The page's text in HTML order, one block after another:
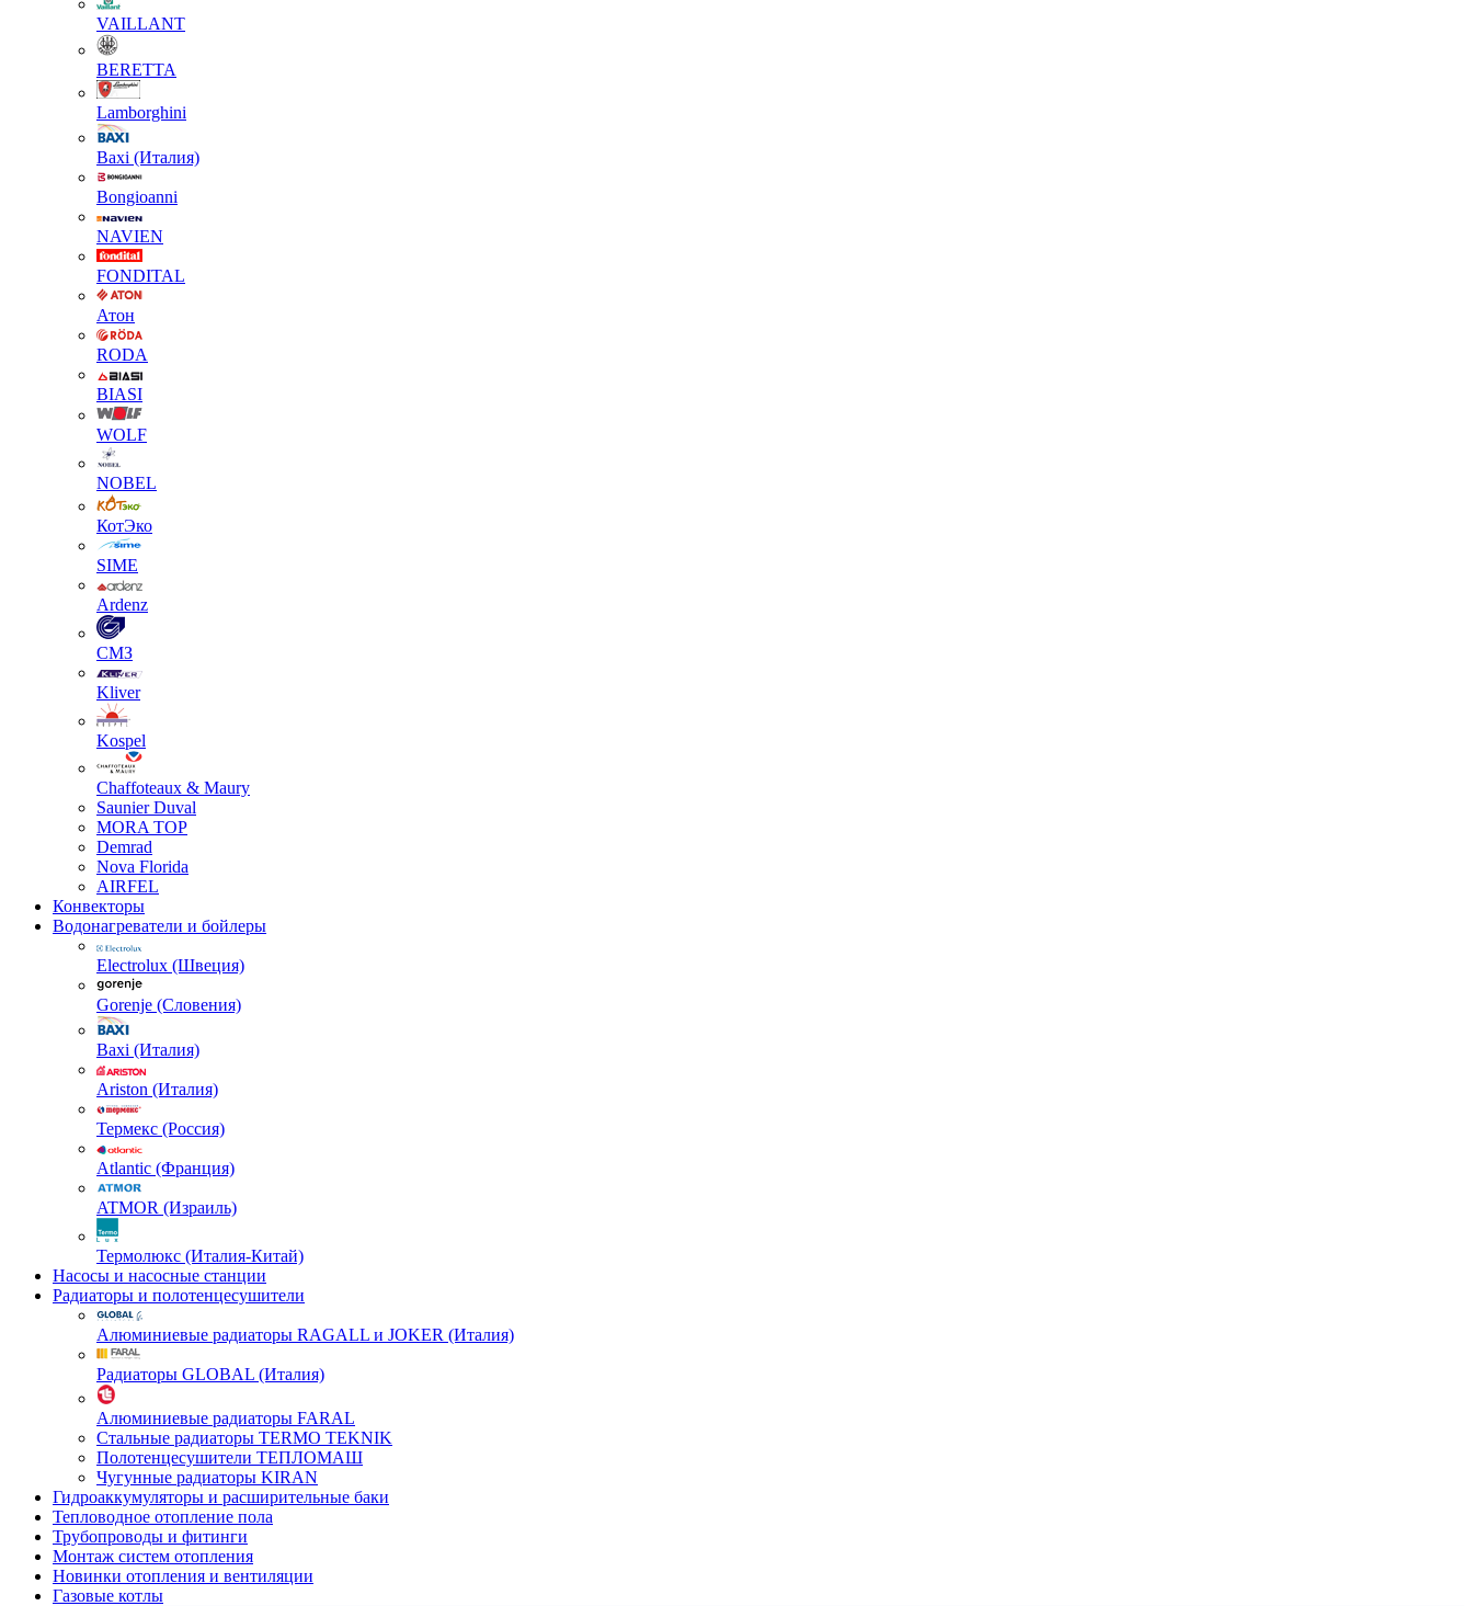
VAILLANT
BERETTA
Lamborghini
Baxi (Италия)
Вongioanni
NAVIEN
FONDITAL
Атон
RODA
BIASI
WOLF
NOBEL
КотЭко
SIME
Ardenz
СМЗ
Kliver
Kospel
Chaffoteaux & Maury
Saunier Duval
MORA TOP
Demrad
Nova Florida
AIRFEL
Конвекторы
Водонагреватели и бойлеры
Electrolux (Швеция)
Gorenje (Словения)
Baxi (Италия)
Ariston (Италия)
Термекс (Россия)
Atlantic (Франция)
ATMOR (Израиль)
Термолюкс (Италия-Китай)
Насосы и насосные станции
Радиаторы и полотенцесушители
Алюминиевые радиаторы RAGALL и JOKER (Италия)
Радиаторы GLOBAL (Италия)
Алюминиевые радиаторы FARAL
Стальные радиаторы TERMO TEKNIK
Полотенцесушители ТЕПЛОМАШ
Чугунные радиаторы KIRAN
Гидроаккумуляторы и расширительные баки
Тепловодное отопление пола
Трубопроводы и фитинги
Монтаж систем отопления
Новинки отопления и вентиляции
Газовые котлы